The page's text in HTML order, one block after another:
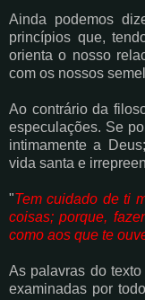
Ainda podemos
princípios que,
orienta o nosso
com os nossos
Ao contrário da
especulações. Se
intimamente a
vida santa e
"Tem cuidado de ti
coisas; porque,
como aos que te
As palavras do
examinadas por